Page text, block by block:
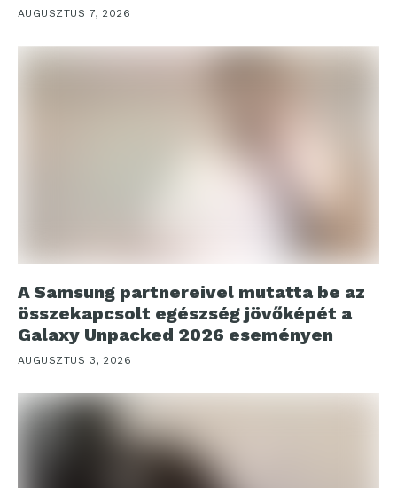
AUGUSZTUS 7, 2026
A Samsung partnereivel mutatta be az
összekapcsolt egészség jövőképét a
Galaxy Unpacked 2026 eseményen
AUGUSZTUS 3, 2026